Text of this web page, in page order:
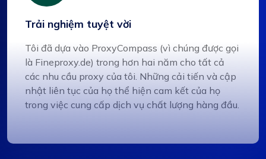
Trải nghiệm tuyệt vời
Tôi đã dựa vào ProxyCompass (vì chúng được gọi
là Fineproxy.de) trong hơn hai năm cho tất cả
các nhu cầu proxy của tôi. Những cải tiến và cập
nhật liên tục của họ thể hiện cam kết của họ
trong việc cung cấp dịch vụ chất lượng hàng đầu.